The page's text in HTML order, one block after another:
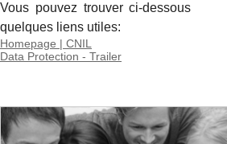
Vous pouvez trouver ci-dessous
quelques liens utiles:
Homepage | CNIL
Data Protection - Trailer